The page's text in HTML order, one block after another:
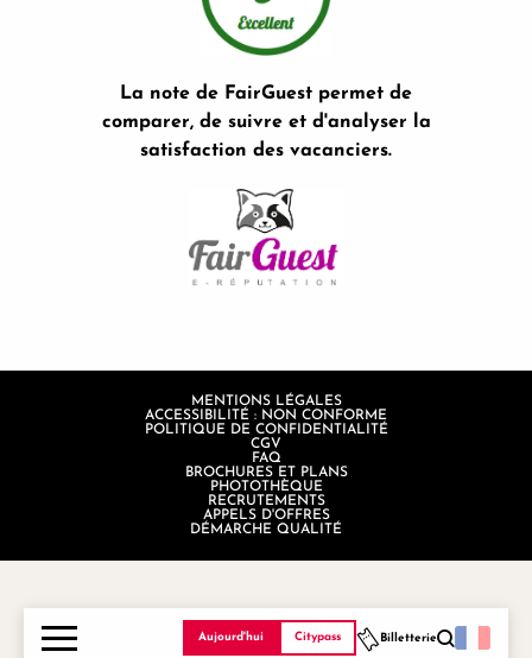
Aujourd'hui Citypass Billetterie
La note de FairGuest permet de
comparer, de suivre et d'analyser la
satisfaction des vacanciers.
MENTIONS LÉGALES
ACCESSIBILITÉ : NON CONFORME
POLITIQUE DE CONFIDENTIALITÉ
CGV
FAQ
BROCHURES ET PLANS
PHOTOTHÈQUE
RECRUTEMENTS
APPELS D'OFFRES
DÉMARCHE QUALITÉ